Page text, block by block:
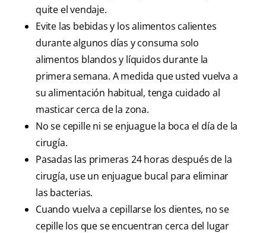
quite el vendaje.
Evite las bebidas y los alimentos calientes
durante algunos días y consuma solo
alimentos blandos y líquidos durante la
primera semana. A medida que usted vuelva a
su alimentación habitual, tenga cuidado al
masticar cerca de la zona.
No se cepille ni se enjuague la boca el día de la
cirugía.
Pasadas las primeras 24 horas después de la
cirugía, use un enjuague bucal para eliminar
las bacterias.
Cuando vuelva a cepillarse los dientes, no se
cepille los que se encuentran cerca del lugar